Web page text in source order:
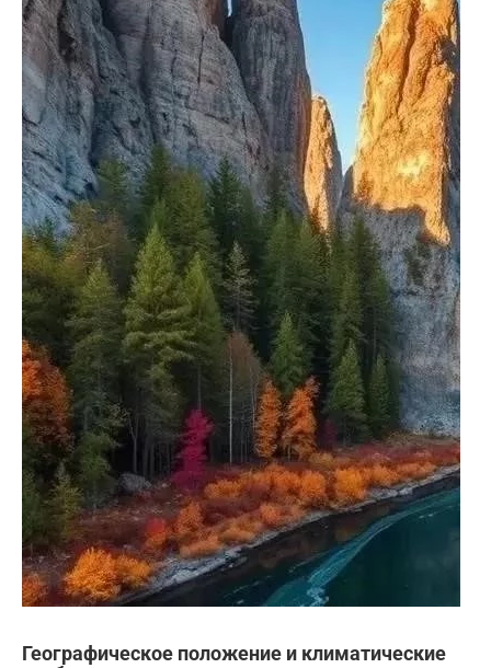
Географическое положение и климатические